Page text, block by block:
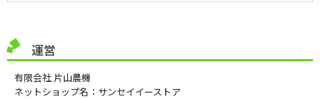
運営
有限会社 片山農機
ネットショップ名：サンセイイーストア